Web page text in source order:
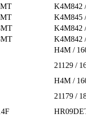
K4M842
K4M845
K4M842
K4M842
H4M /
21129 /
H4M /
21179 /